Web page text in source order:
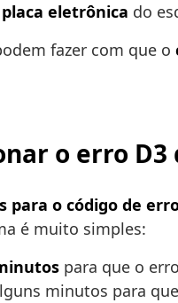
placa eletrônica do
fazer com que o
o erro
para o código de
é muito simples:
para que o
minutos para